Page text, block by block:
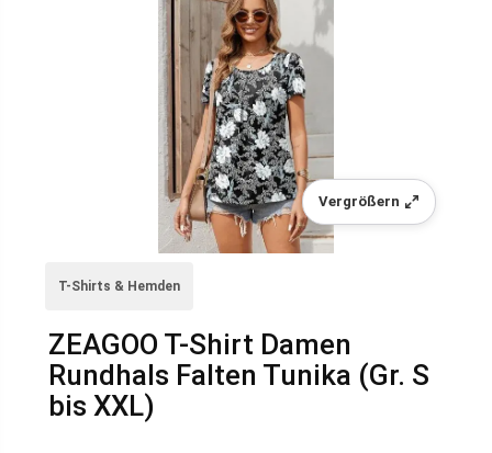
Vergrößern
T-Shirts & Hemden
ZEAGOO T-Shirt Damen
Rundhals Falten Tunika (Gr. S
bis XXL)